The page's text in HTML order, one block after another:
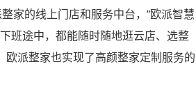
家的线上门店和服务中台，“欧派智慧
班途中，都能随时随地逛云店、选整
派整家也实现了高颜整家定制服务的